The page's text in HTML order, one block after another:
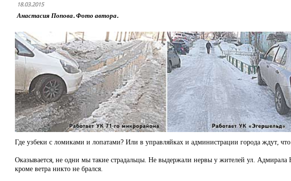
18.03.2015
Анастасия Попова. Фото автора.
Где узбеки с ломиками и лопатами? Или в управляйках и администрации города ждут, что
Оказывается, не одни мы такие страдальцы. Не выдержали нервы у жителей ул.
кроме ветра никто не брался.